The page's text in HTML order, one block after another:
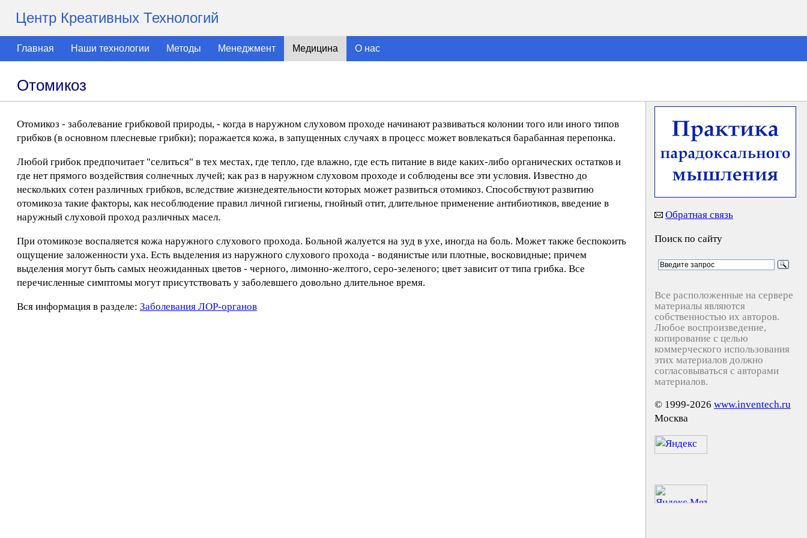
Центр Креативных Технологий
Главная Наши технологии Методы Менеджмент Медицина О нас
Отомикоз
Отомикоз - заболевание грибковой природы, - когда в наружном слуховом проходе начинают развиваться колонии того или иного типов
грибков (в основном плесневые грибки); поражается кожа, в запущенных случаях в процесс может вовлекаться барабанная перепонка.
Любой грибок предпочитает "селиться" в тех местах, где тепло, где влажно, где есть питание в виде каких-либо органических остатков и
где нет прямого воздействия солнечных лучей; как раз в наружном слуховом проходе и соблюдены все эти условия. Известно до
нескольких сотен различных грибков, вследствие жизнедеятельности которых может развиться отомикоз. Способствуют развитию
отомикоза такие факторы, как несоблюдение правил личной гигиены, гнойный отит, длительное применение антибиотиков, введение в
наружный слуховой проход различных масел.
При отомикозе воспаляется кожа наружного слухового прохода. Больной жалуется на зуд в ухе, иногда на боль. Может также беспокоить
ощущение заложенности уха. Есть выделения из наружного слухового прохода - водянистые или плотные, восковидные; причем
выделения могут быть самых неожиданных цветов - черного, лимонно-желтого, серо-зеленого; цвет зависит от типа грибка. Все
перечисленные симптомы могут присутствовать у заболевшего довольно длительное время.
Вся информация в разделе: Заболевания ЛОР-органов
Обратная связь
Поиск по сайту
Все расположенные на сервере
материалы являются
собственностью их авторов.
Любое воспроизведение,
копирование с целью
коммерческого использования
этих материалов должно
согласовываться с авторами
материалов.
© 1999-2026 www.inventech.ru
Москва